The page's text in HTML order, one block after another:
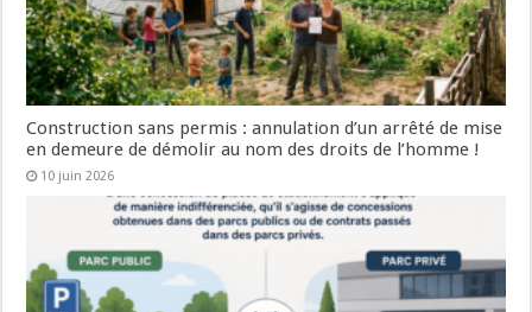
Construction sans permis : annulation d’un arrêté de mise
en demeure de démolir au nom des droits de l’homme !
10 juin 2026